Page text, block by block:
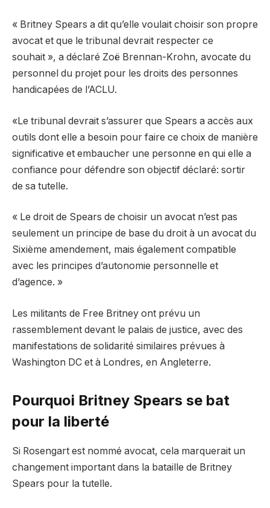
« Britney Spears a dit qu’elle voulait choisir son propre
avocat et que le tribunal devrait respecter ce
souhait », a déclaré Zoë Brennan-Krohn, avocate du
personnel du projet pour les droits des personnes
handicapées de l’ACLU.
«Le tribunal devrait s’assurer que Spears a accès aux
outils dont elle a besoin pour faire ce choix de manière
significative et embaucher une personne en qui elle a
confiance pour défendre son objectif déclaré: sortir
de sa tutelle.
« Le droit de Spears de choisir un avocat n’est pas
seulement un principe de base du droit à un avocat du
Sixième amendement, mais également compatible
avec les principes d’autonomie personnelle et
d’agence. »
Les militants de Free Britney ont prévu un
rassemblement devant le palais de justice, avec des
manifestations de solidarité similaires prévues à
Washington DC et à Londres, en Angleterre.
Pourquoi Britney Spears se bat
pour la liberté
Si Rosengart est nommé avocat, cela marquerait un
changement important dans la bataille de Britney
Spears pour la tutelle.